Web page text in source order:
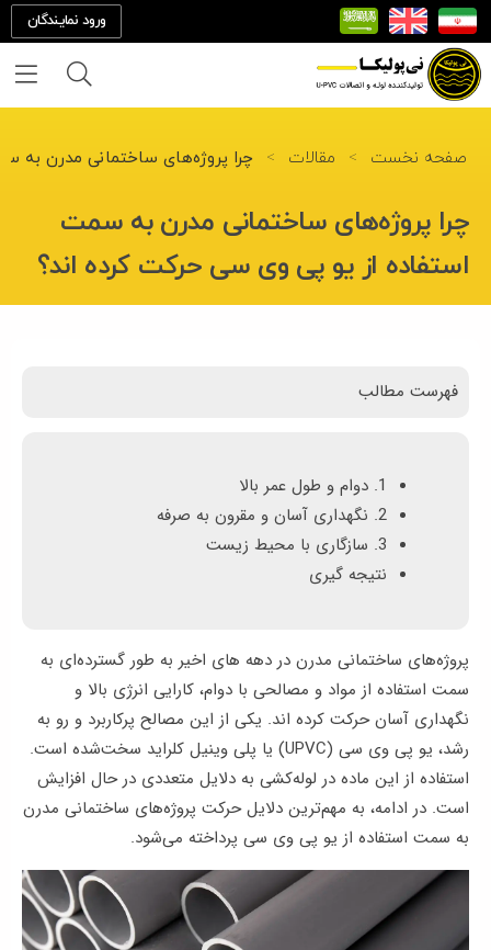
ورود نمایندگان
خانه
ما
محصولات
وبلاگ
صفحه نخست > مقالات > چرا پروژه‌های ساختمانی مدرن به
چرا پروژه‌های ساختمانی مدرن به سمت
استفاده از یو پی وی سی حرکت کرده‌ اند؟
فهرست مطالب
1. دوام و طول عمر بالا
2. نگهداری آسان و مقرون‌ به‌ صرفه
3. سازگاری با محیط زیست
نتیجه‌ گیری
پروژه‌های ساختمانی مدرن در دهه‌ های اخیر به طور گسترده‌ای به
سمت استفاده از مواد و مصالحی با دوام، کارایی انرژی بالا و
نگهداری آسان حرکت کرده‌ اند. یکی از این مصالح پرکاربرد و رو به
رشد، یو پی وی سی (UPVC) یا پلی وینیل کلراید سخت‌شده است.
استفاده از این ماده در لوله‌کشی به دلایل متعددی در حال افزایش
است. در ادامه، به مهم‌ترین دلایل حرکت پروژه‌های ساختمانی مدرن
به سمت استفاده از یو پی وی سی پرداخته می‌شود.